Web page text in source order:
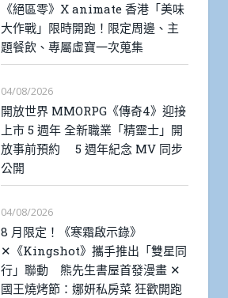
《絕區零》X animate 香港「美味
大作戰」限時開跑！限定周邊、主
題餐飲、專屬虛寶一次蒐集
04/08/2026
開放世界 MMORPG《傳奇4》迎接
上市 5 週年 全新職業「精靈士」開
放事前預約 5 週年紀念 MV 同步
公開
04/08/2026
8 月限定！《寒霜啟示錄》
✕《Kingshot》攜手推出「雙星同
行」聯動 熊先生書屋首發漫畫 ✕
國王燒烤節：娜妍私房菜 狂歡開跑